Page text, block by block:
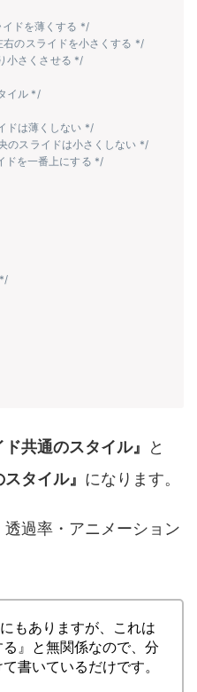
ドを薄くする */
右のスライドを小さくする */
小さくさせる */
イル */
ドは薄くしない */
のスライドは小さくしない */
ドを一番上にする */
ド共通のスタイル』
と
タイル』 になります。
過率・アニメーション
もありますが、これは
』と無関係なので、分
書いているだけです。